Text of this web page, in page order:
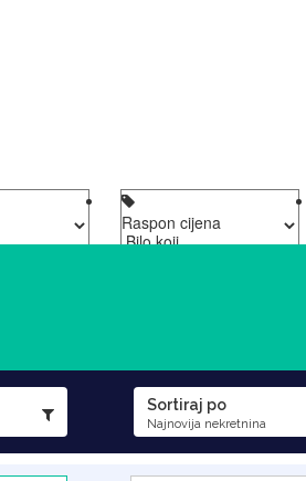
Raspon cijena
Sortiraj po
Najnovija nekretnina